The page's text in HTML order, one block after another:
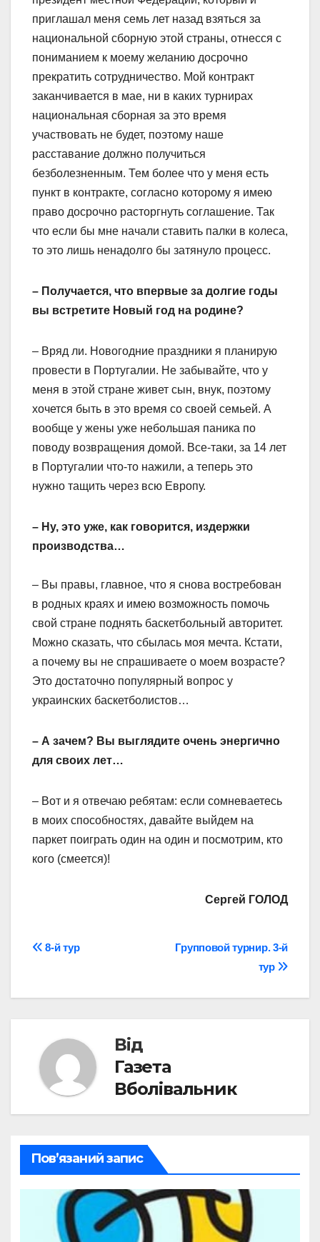
приглашал меня семь лет назад взяться за
национальной сборную этой страны, отнесся с
пониманием к моему желанию досрочно
прекратить сотрудничество. Мой контракт
заканчивается в мае, ни в каких турнирах
национальная сборная за это время
участвовать не будет, поэтому наше
расставание должно получиться
безболезненным. Тем более что у меня есть
пункт в контракте, согласно которому я имею
право досрочно расторгнуть соглашение. Так
что если бы мне начали ставить палки в колеса,
то это лишь ненадолго бы затянуло процесс.
– Получается, что впервые за долгие годы
вы встретите Новый год на родине?
– Вряд ли. Новогодние праздники я планирую
провести в Португалии. Не забывайте, что у
меня в этой стране живет сын, внук, поэтому
хочется быть в это время со своей семьей. А
вообще у жены уже небольшая паника по
поводу возвращения домой. Все-таки, за 14 лет
в Португалии что-то нажили, а теперь это
нужно тащить через всю Европу.
– Ну, это уже, как говорится, издержки
производства…
– Вы правы, главное, что я снова востребован
в родных краях и имею возможность помочь
свой стране поднять баскетбольный авторитет.
Можно сказать, что сбылась моя мечта. Кстати,
а почему вы не спрашиваете о моем возрасте?
Это достаточно популярный вопрос у
украинских баскетболистов…
– А зачем? Вы выглядите очень энергично
для своих лет…
– Вот и я отвечаю ребятам: если сомневаетесь
в моих способностях, давайте выйдем на
паркет поиграть один на один и посмотрим, кто
кого (смеется)!
Сергей ГОЛОД
Навігація
Групповой турнир. 3-й
тур
8-й тур
Від
Газета
Вболівальник
Пов’язаний запис